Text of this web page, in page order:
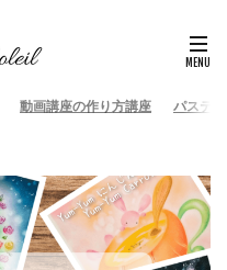
動画講座の作り方講座 パステ